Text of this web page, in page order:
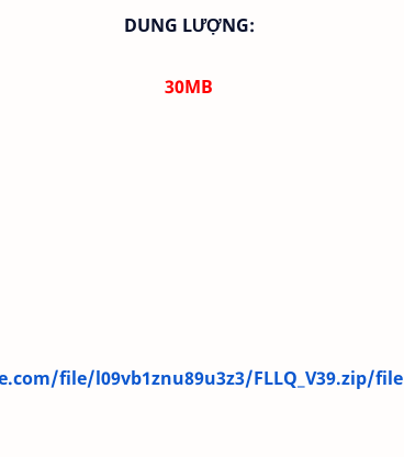
DUNG LƯỢNG:
30MB
file/l09vb1znu89u3z3/FLLQ_V39.zip/file